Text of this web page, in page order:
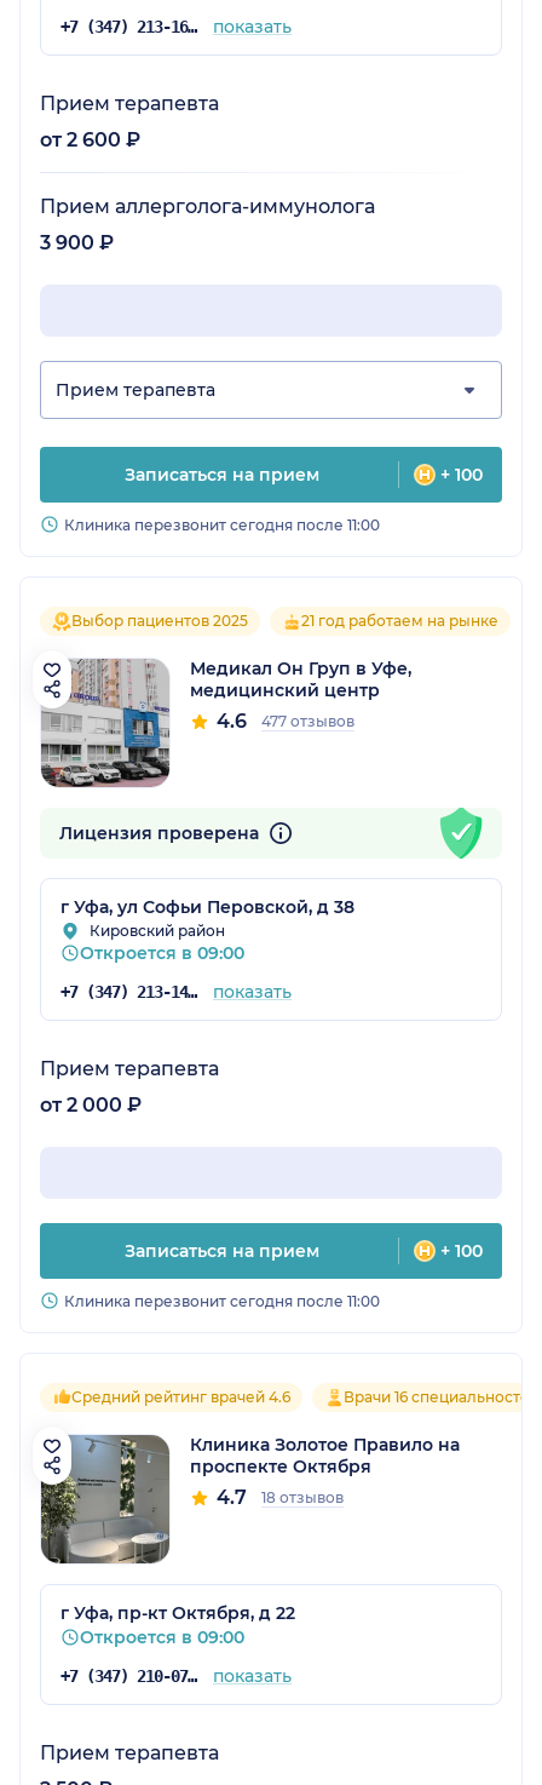
+7 (347) 213-16-75 показать
Прием терапевта
от 2 600 ₽
Прием аллерголога-иммунолога
3 900 ₽
Прием терапевта
Записаться на прием + 100
Клиника перезвонит сегодня после 11:00
Выбор пациентов 2025 21 год работаем на рынке
Медикал Он Груп в Уфе,
медицинский центр
4.6 477 отзывов
Лицензия проверена
г Уфа, ул Софьи Перовской, д 38
Кировский район
Откроется в 09:00
+7 (347) 213-14-61 показать
Прием терапевта
от 2 000 ₽
Записаться на прием + 100
Клиника перезвонит сегодня после 11:00
Средний рейтинг врачей 4.6 Врачи 16 специальностей
Клиника Золотое Правило на
проспекте Октября
4.7 18 отзывов
г Уфа, пр-кт Октября, д 22
Откроется в 09:00
+7 (347) 210-07-63 показать
Прием терапевта